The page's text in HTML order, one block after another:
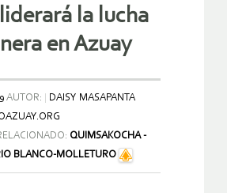
la lucha
en Azuay
AUTOR:
DAISY MASAPANTA
QUIMSAKOCHA -
BLANCO-MOLLETURO